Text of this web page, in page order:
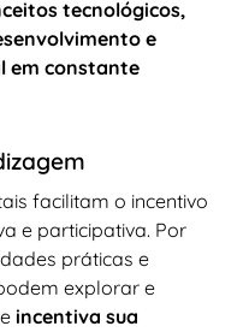
tecnológicos,
e
em constante
facilitam o incentivo
e participativa. Por
práticas e
explorar e
incentiva sua